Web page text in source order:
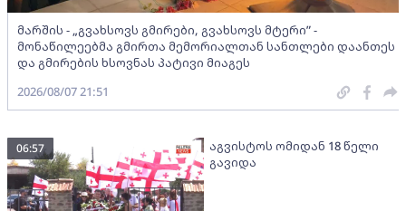
მარშის - „გვახსოვს გმირები, გვახსოვს მტერი” -
მონაწილეებმა გმირთა მემორიალთან სანთლები დაანთეს
და გმირების ხსოვნას პატივი მიაგეს
2026/08/07 21:51
აგვისტოს ომიდან 18 წელი
გავიდა
06:57